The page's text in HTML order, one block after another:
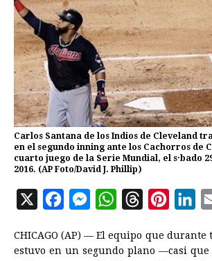
Carlos Santana de los Indios de Cleveland
en el segundo inning ante los Cachorros de
cuarto juego de la Serie Mundial, el s·bado
2016. (AP Foto/David J. Phillip)
X
c
M
s
W
a
r
n
n
CHICAGO (AP) — El equipo que durante
estuvo en un segundo plano —casi